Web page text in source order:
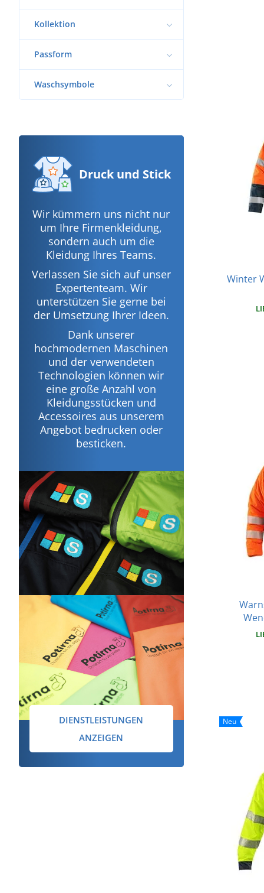
Kollektion
Passform
Waschsymbole
Druck und Stick
Wir kümmern uns nicht nur
um Ihre Firmenkleidung,
sondern auch um die
Kleidung Ihres Teams.
Verlassen Sie sich auf unser
Expertenteam. Wir
unterstützen Sie gerne bei
der Umsetzung Ihrer Ideen.
Dank unserer
hochmodernen Maschinen
und der verwendeten
Technologien können wir
eine große Anzahl von
Kleidungsstücken und
Accessoires aus unserem
Angebot bedrucken oder
besticken.
DIENSTLEISTUNGEN
ANZEIGEN
Winter
Neu